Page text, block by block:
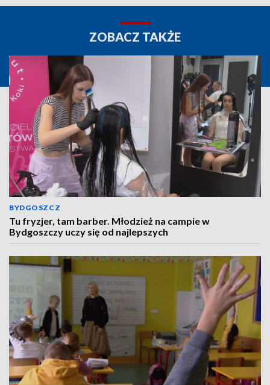
ZOBACZ TAKŻE
BYDGOSZCZ
Tu fryzjer, tam barber. Młodzież na campie w
Bydgoszczy uczy się od najlepszych